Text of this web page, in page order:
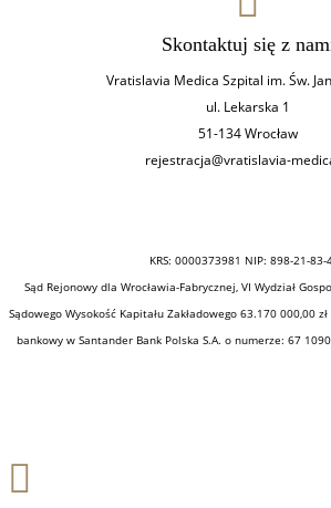
Skontaktuj się z
Vratislavia Medica Szpital im. Św.
ul. Lekarska 1
51-134 Wrocław
rejestracja@vratislavia-
KRS: 0000373981 NIP: 898-21-83-
Sąd Rejonowy dla Wrocławia-Fabrycznej, VI Wydział
Sądowego Wysokość Kapitału Zakładowego 63.170 000,00
bankowy w Santander Bank Polska S.A. o numerze: 67